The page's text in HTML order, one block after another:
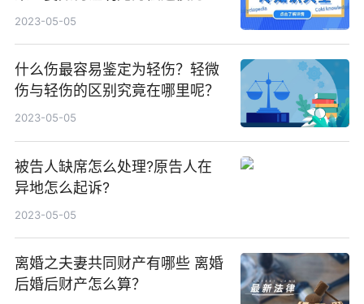
2023-05-05
什么伤最容易鉴定为轻伤？轻微
伤与轻伤的区别究竟在哪里呢？
2023-05-05
被告人缺席怎么处理?原告人在
异地怎么起诉?
2023-05-05
离婚之夫妻共同财产有哪些 离婚
后婚后财产怎么算？